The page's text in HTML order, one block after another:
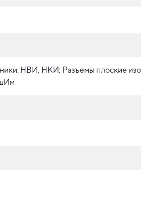
НВИ, НКИ; Разъемы плоские